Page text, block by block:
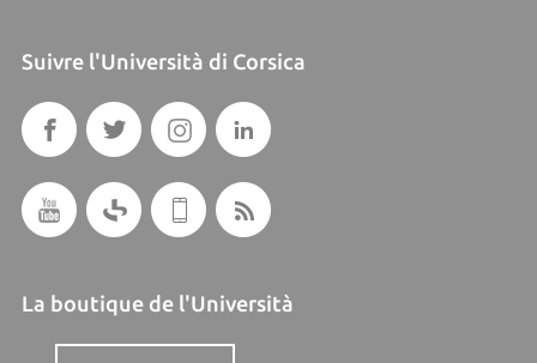
Suivre l'Università di Corsica
La boutique de l'Università